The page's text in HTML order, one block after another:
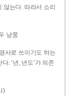
않는다. 따라서 소리
냥쭝
사로 쓰이기도 하는
. ‘년, 년도’가 의존
)